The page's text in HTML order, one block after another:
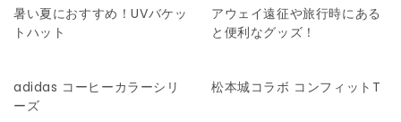
暑い夏におすすめ！UVバケッ
トハット
アウェイ遠征や旅行時にある
と便利なグッズ！
adidas コーヒーカラーシリ
ーズ
松本城コラボ コンフィットT